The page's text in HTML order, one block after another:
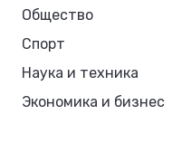
Общество
Спорт
Наука и техника
Экономика и бизнес